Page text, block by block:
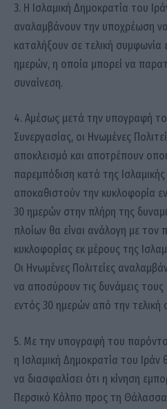
3. Η Ισλαμική Δημοκρατία του
αναλαμβάνουν την υποχρέωση
καταλήξουν σε τελική συμφωνία
ημερών, η οποία μπορεί να
συναίνεση.
4. Αμέσως μετά την υπογραφή
Συνεργασίας, οι Ηνωμένες
αποκλεισμό και αποτρέπουν
παρεμπόδιση κατά της
αποκαθιστούν την κυκλοφορία
30 ημερών στην πλήρη της
πλοίων θα είναι ανάλογη με τον
κυκλοφορίας εκ μέρους της
Οι Ηνωμένες Πολιτείες
να αποσύρουν τις δυνάμεις
εντός 30 ημερών από την τελική
5. Με την υπογραφή του
η Ισλαμική Δημοκρατία του Ιράν
να διασφαλίσει ότι η κίνηση
Περσικό Κόλπο προς τη